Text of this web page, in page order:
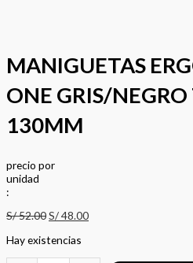
MANIGUETAS
ONE GRIS/
130MM
precio por
unidad
:
S/52.00S/48.00
Hay existencias